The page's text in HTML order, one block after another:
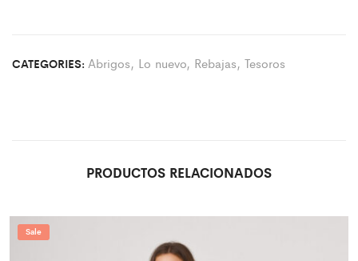
e
CATEGORIES: Abrigos, Lo nuevo, Rebajas, Tesoros
PRODUCTOS RELACIONADOS
Sale